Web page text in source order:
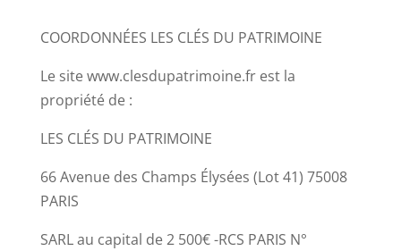
COORDONNÉES LES CLÉS DU PATRIMOINE
Le site www.clesdupatrimoine.fr est la
propriété de :
LES CLÉS DU PATRIMOINE
66 Avenue des Champs Élysées (Lot 41) 75008
PARIS
SARL au capital de 2 500€ -RCS PARIS N°